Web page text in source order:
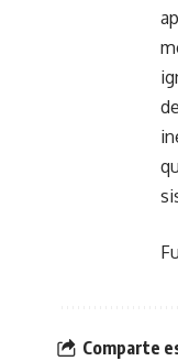
Comparte